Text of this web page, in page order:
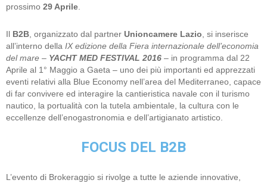
prossimo 29 Aprile
Il B2B , organizzato dal partner Unioncamere Lazio , si inserisce
all’interno della IX edizione della Fiera internazionale dell’economia
del mare – YACHT MED FESTIVAL 2016 – in programma dal 22
Aprile al 1° Maggio a Gaeta – uno dei più importanti ed apprezzati
eventi relativi alla Blue Economy nell’area del Mediterraneo, capace
di far convivere ed interagire la cantieristica navale con il turismo
nautico, la portualità con la tutela ambientale, la cultura con le
eccellenze dell’enogastronomia e dell’artigianato artistico.
FOCUS DEL B2B
L’evento di Brokeraggio si rivolge a tutte le aziende innovative,